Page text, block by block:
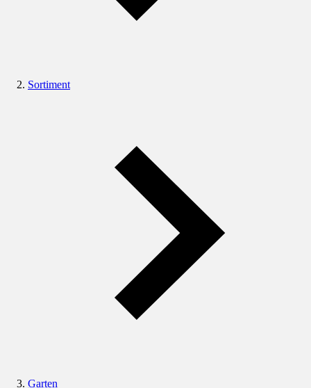
Sortiment
Garten